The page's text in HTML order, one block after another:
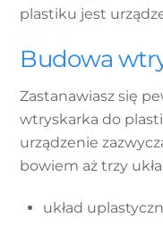
plastiku jest
Budowa
Zastanawiasz się
wtryskarka do
urządzenie
bowiem aż trzy
układ